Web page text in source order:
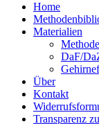
Home
Materialien
DaF/
Über
Kontakt
Transparenz